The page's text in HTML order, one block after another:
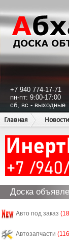
+7 940 774-17-71
пн-пт: 9:00-17:00
сб, вс - выходные
Главная
Новости
Доска
Авто под заказ
Автозапчасти